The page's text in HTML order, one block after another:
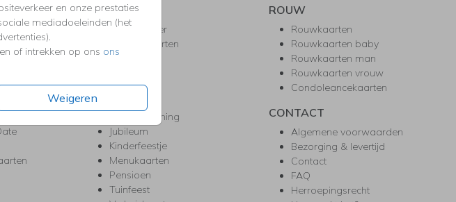
en onze prestaties
mediadoeleinden (het
of intrekken op ons ons
Weigeren
FEEST
Babyshower
Bedankkaarten
Communie
Geslaagd
Housewarming
Jubileum
Kinderfeestje
Menukaarten
Pensioen
Tuinfeest
ROUW
Rouwkaarten
Rouwkaarten baby
Rouwkaarten man
Rouwkaarten vrouw
Condoleancekaarten
CONTACT
Algemene voorwaarden
Bezorging & levertijd
Contact
FAQ
Herroepingsrecht